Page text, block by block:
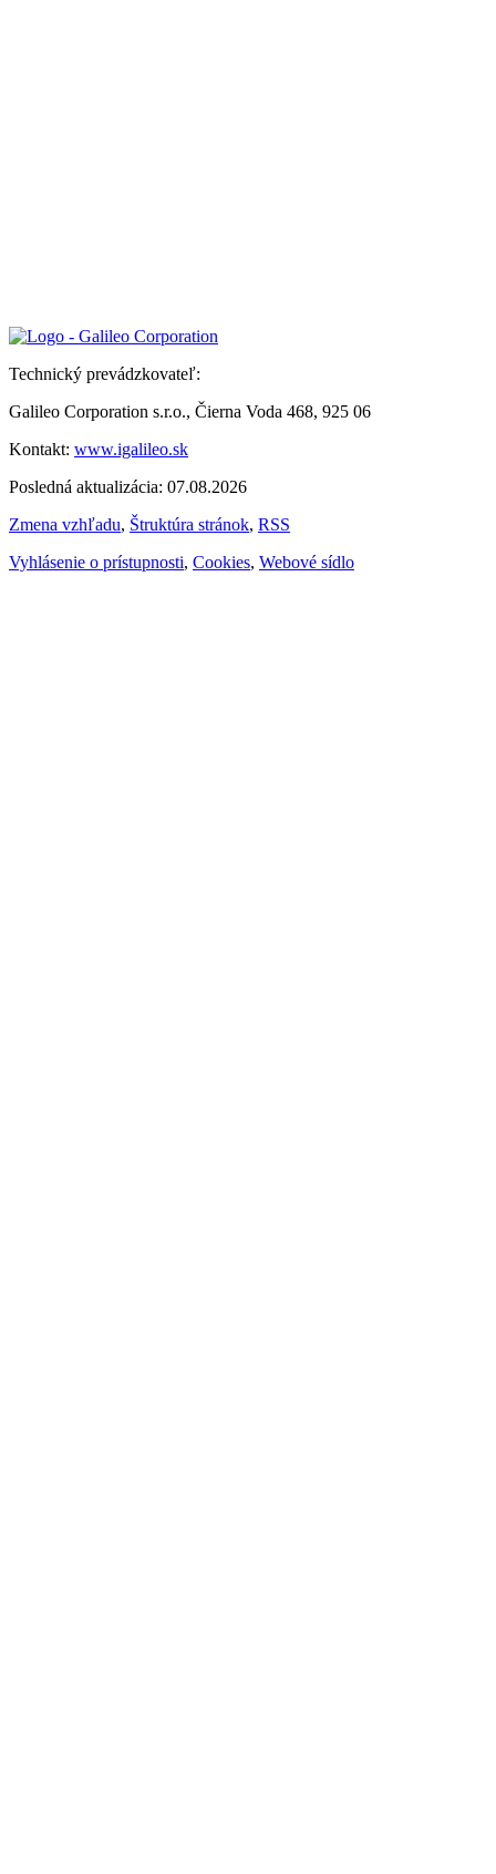
Technický prevádzkovateľ:
Galileo Corporation s.r.o., Čierna Voda 468, 925 06
Kontakt: www.igalileo.sk
Posledná aktualizácia: 07.08.2026
Zmena vzhľadu, Štruktúra stránok, RSS
Vyhlásenie o prístupnosti, Cookies, Webové sídlo